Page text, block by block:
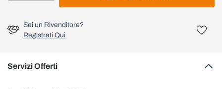
Sei un Rivenditore?
Registrati Qui
Servizi Offerti